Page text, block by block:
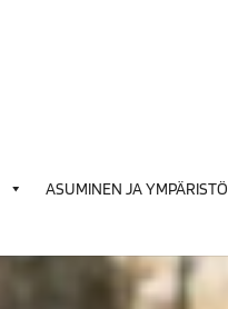
ASUMINEN JA YMPÄRISTÖ